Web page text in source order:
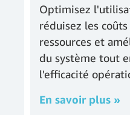
Optimisez
réduisez les
ressources et
du système tout
l'efficacité
En savoir plus »